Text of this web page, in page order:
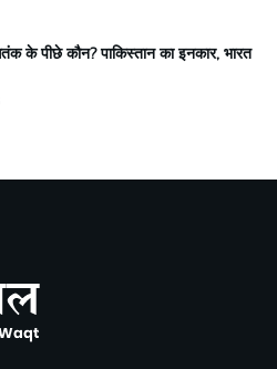
के पीछे कौन? पाकिस्तान का इनकार, भारत